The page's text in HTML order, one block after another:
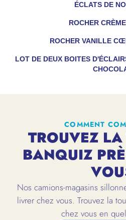
LOT DE DEUX BOITES
ÉCLATS DE
ROCHER
ROCHER VANILLE
COMMENT
TROUVEZ LA
BANQUIZ
Nos camions-magasins
livrer chez vous. Trouvez la
chez vous en